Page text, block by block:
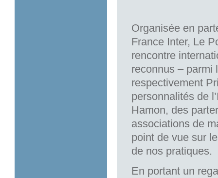
Organisée en
France Inter, Le
rencontre
reconnus – parmi
respectivement
personnalités de
Hamon, des
associations de
point de vue sur
de nos pratiques.
En portant un